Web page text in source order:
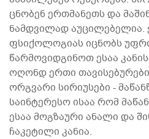
ცნობენ ერთმანეთს და
ნამდვილად აუცილებელია.
ფსიქოლოგიას იცნობს
წარმოვიდგინოთ ესაა
ოღონდ ერთი
ორგვარი სირიუსები -
საინტერესო ისაა რომ
ესაა მოგზაური ანალი და
ჩაკეტილი კანია.